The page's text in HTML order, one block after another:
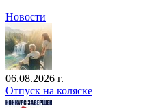
Новости
06.08.2026 г.
Отпуск на коляске